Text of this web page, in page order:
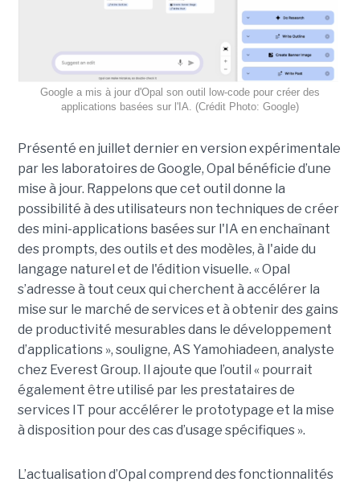
Google a mis à jour d'Opal son outil low-code pour créer des
applications basées sur l'IA. (Crédit Photo: Google)
Présenté en juillet dernier en version expérimentale
par les laboratoires de Google, Opal bénéficie d’une
mise à jour. Rappelons que cet outil donne la
possibilité à des utilisateurs non techniques de créer
des mini-applications basées sur l'IA en enchaînant
des prompts, des outils et des modèles, à l'aide du
langage naturel et de l'édition visuelle. « Opal
s’adresse à tout ceux qui cherchent à accélérer la
mise sur le marché de services et à obtenir des gains
de productivité mesurables dans le développement
d’applications », souligne, AS Yamohiadeen, analyste
chez Everest Group. Il ajoute que l’outil « pourrait
également être utilisé par les prestataires de
services IT pour accélérer le prototypage et la mise
à disposition pour des cas d’usage spécifiques ».
L’actualisation d’Opal comprend des fonctionnalités